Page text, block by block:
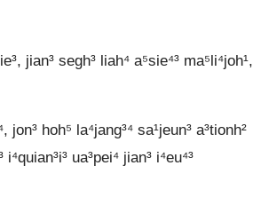
jian³ segh³ liah⁴ a⁵sie⁴³ ma⁵li⁴joh¹,
jon³ hoh⁵ la⁴jang³⁴ sa¹jeun³ a³tionh²
ua³pei⁴ jian³ i⁴eu⁴³